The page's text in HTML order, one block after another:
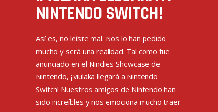
NINTENDO SWITCH!
Así es, no leíste mal. Nos lo han pedido
mucho y será una realidad. Tal como fue
anunciado en el Nindies Showcase de
Nintendo, ¡Mulaka llegará a Nintendo
Switch! Nuestros amigos de Nintendo han
sido increíbles y nos emociona mucho traer